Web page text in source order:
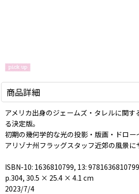
商品詳細
アメリカ出身のジェームズ・タレルに関
る決定版。
初期の幾何学的な光の投影・版画・ドロ
アリゾナ州フラッグスタッフ近郊の風景
ISBN-10: 1636810799, 13: 9781636810799
p.304, 30.5 × 25.4 × 4.1 cm
2023/7/4